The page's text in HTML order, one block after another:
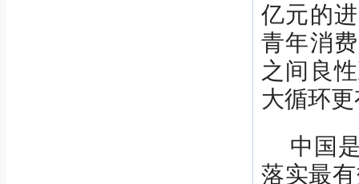
亿元的
青年消
之间良
大循环
中国
落实最